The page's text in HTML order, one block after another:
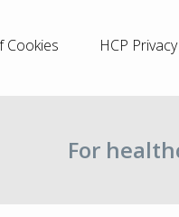
Cookies HCP
For